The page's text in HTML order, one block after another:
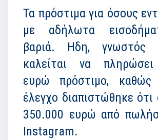
Τα πρόστιμα για όσους
με αδήλωτα
βαριά. Ηδη, γνωστός
καλείται να
ευρώ πρόστιμο,
έλεγχο διαπιστώθηκε
350.000 ευρώ από
Instagram.